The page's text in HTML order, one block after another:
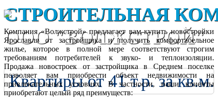
СТРОИТЕЛЬНАЯ
ООО "ВОЛЖСТРОЙ"
Квартиры от 41 т.р. за кв.м.
Компания «Волжстрой» предлагает вам купить новостройки
Ярославля от застройщика и получить комфортабельное
жилье, которое в полной мере соответствуют строгим
требованиям потребителей к звуко- и теплоизоляции.
Продажа новостроек от застройщика в Среднем поселке
позволяет вам приобрести объект недвижимости на
привлекательных условиях. В частности, наши клиенты
приобретают целый ряд преимуществ: